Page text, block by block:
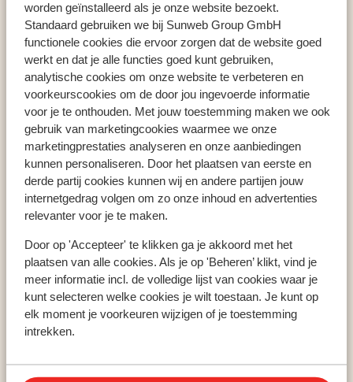
worden geïnstalleerd als je onze website bezoekt.
Standaard gebruiken we bij Sunweb Group GmbH
functionele cookies die ervoor zorgen dat de website goed
werkt en dat je alle functies goed kunt gebruiken,
analytische cookies om onze website te verbeteren en
voorkeurscookies om de door jou ingevoerde informatie
voor je te onthouden. Met jouw toestemming maken we ook
gebruik van marketingcookies waarmee we onze
marketingprestaties analyseren en onze aanbiedingen
kunnen personaliseren. Door het plaatsen van eerste en
derde partij cookies kunnen wij en andere partijen jouw
internetgedrag volgen om zo onze inhoud en advertenties
relevanter voor je te maken.
Door op 'Accepteer' te klikken ga je akkoord met het
plaatsen van alle cookies. Als je op 'Beheren’ klikt, vind je
meer informatie incl. de volledige lijst van cookies waar je
kunt selecteren welke cookies je wilt toestaan. Je kunt op
elk moment je voorkeuren wijzigen of je toestemming
intrekken.
Populaire landen
Spanje
Griekenland
Portugal
Populaire regio's
Kreta
Zakynthos
Populaire bestemmingen
Albufeira